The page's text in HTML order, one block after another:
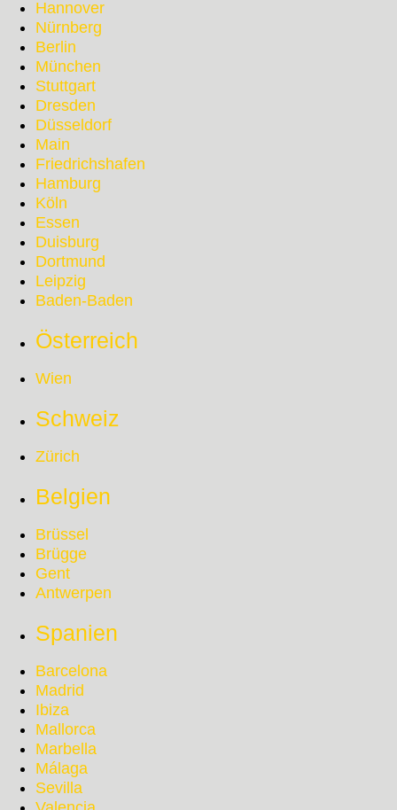
Hannover
Nürnberg
Berlin
München
Stuttgart
Dresden
Düsseldorf
Main
Friedrichshafen
Hamburg
Köln
Essen
Duisburg
Dortmund
Leipzig
Baden-Baden
Österreich
Wien
Schweiz
Zürich
Belgien
Brüssel
Brügge
Gent
Antwerpen
Spanien
Barcelona
Madrid
Ibiza
Mallorca
Marbella
Málaga
Sevilla